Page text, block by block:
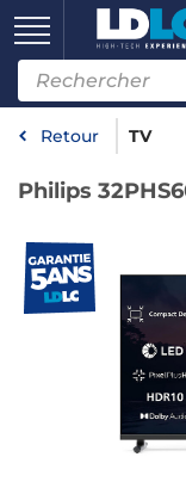
Retour TV
Philips